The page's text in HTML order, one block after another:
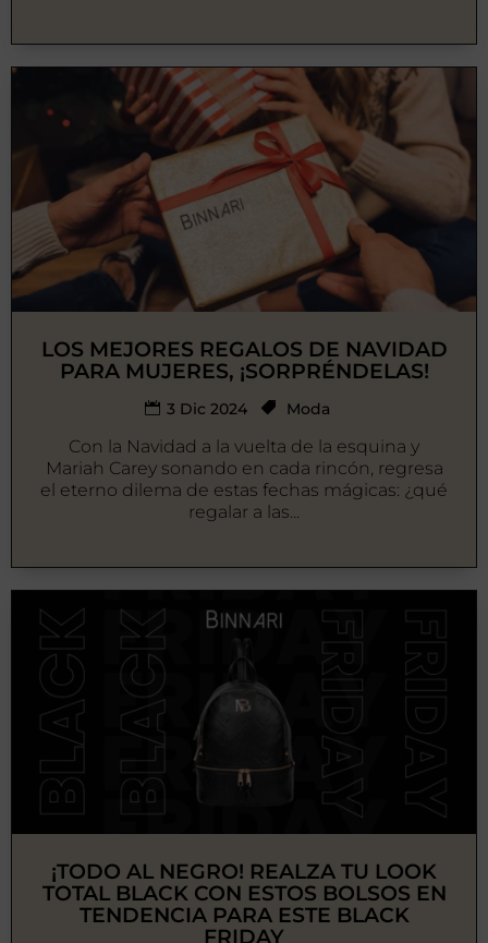
LOS MEJORES REGALOS DE NAVIDAD
PARA MUJERES, ¡SORPRÉNDELAS!
3 Dic 2024 Moda
Con la Navidad a la vuelta de la esquina y
Mariah Carey sonando en cada rincón, regresa
el eterno dilema de estas fechas mágicas: ¿qué
regalar a las...
¡TODO AL NEGRO! REALZA TU LOOK
TOTAL BLACK CON ESTOS BOLSOS EN
TENDENCIA PARA ESTE BLACK
FRIDAY